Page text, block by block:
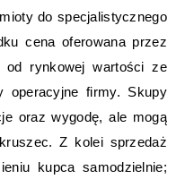
do specjalistycznego
cena oferowana przez
rynkowej wartości ze
operacyjne firmy. Skupy
oraz wygodę, ale mogą
Z kolei sprzedaż
kupca samodzielnie;